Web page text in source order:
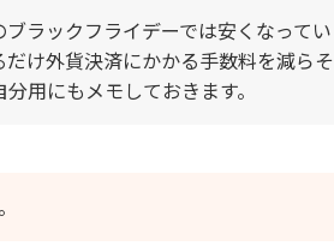
ラックフライデーでは安くなってい
け外貨決済にかかる手数料を減らそ
用にもメモしておきます。